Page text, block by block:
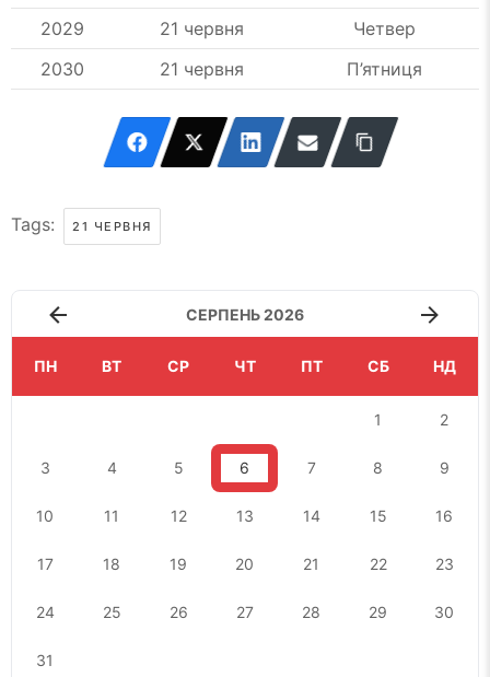
2029
21 червня
Четвер
2030
21 червня П’ятниця
Tags: 21 ЧЕРВНЯ
СЕРПЕНЬ 2026
ПН ВТ СР ЧТ ПТ СБ НД
1 2
3 4 5 6 7 8 9
10 11 12 13 14 15 16
17 18 19 20 21 22 23
24 25 26 27 28 29 30
31